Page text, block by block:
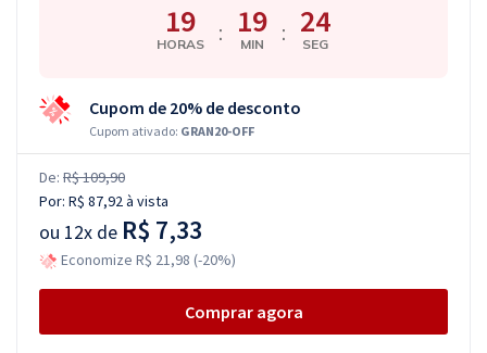
19
HORAS : 19
MIN : 23
SEG
Cupom de 20% de desconto
Cupom ativado: GRAN20-OFF
De: R$ 109,90
Por: R$ 87,92à vista
ou 12x de R$ 7,33
Economize R$ 21,98 (-20%)
Comprar agora